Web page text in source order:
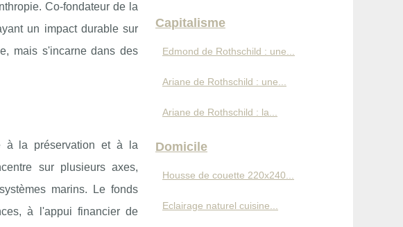
Co-fondateur de la
un impact durable sur
mais s'incarne dans des
à la préservation et à la
sur plusieurs axes,
marins. Le fonds
à l'appui financier de
Capitalisme
Edmond de Rothschild : une...
Ariane de Rothschild : une...
Ariane de Rothschild : la...
Domicile
Housse de couette 220x240...
Eclairage naturel cuisine...